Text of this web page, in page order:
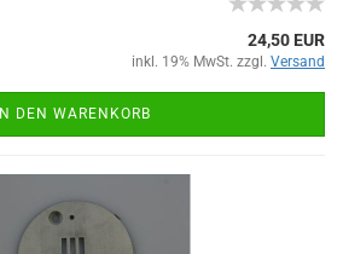
24,50 EUR
inkl. 19% MwSt. zzgl. Versand
IN DEN WARENKORB